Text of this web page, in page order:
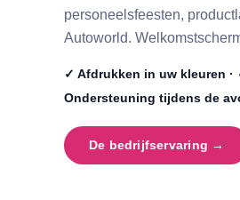
personeelsfeesten,
Autoworld.
✓ Afdrukken in uw kleuren ·
Ondersteuning tijdens de
De bedrijfservaring →